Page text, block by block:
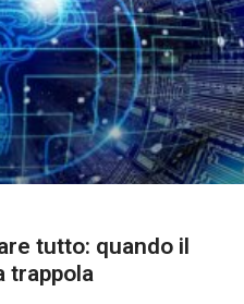
tutto: quando il
trappola